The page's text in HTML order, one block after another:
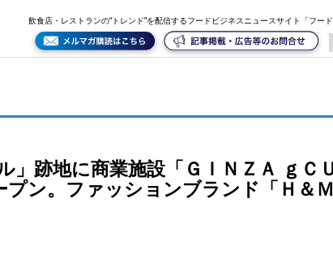
飲食店・レストランの“トレンド”を配信するフードビジネスニュースサイト「フー
」跡地に商業施設「ＧＩＮＺＡ ｇＣ
ン。ファッションブランド「Ｈ＆